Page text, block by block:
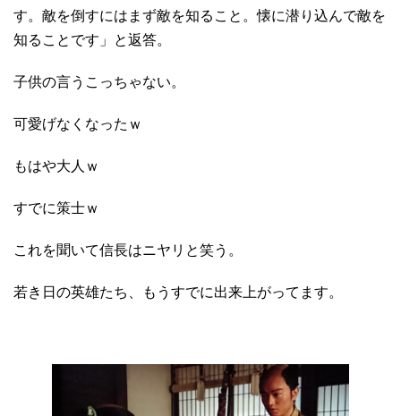
す。敵を倒すにはまず敵を知ること。懐に潜り込んで敵を
知ることです」と返答。
子供の言うこっちゃない。
可愛げなくなったｗ
もはや大人ｗ
すでに策士ｗ
これを聞いて信長はニヤリと笑う。
若き日の英雄たち、もうすでに出来上がってます。